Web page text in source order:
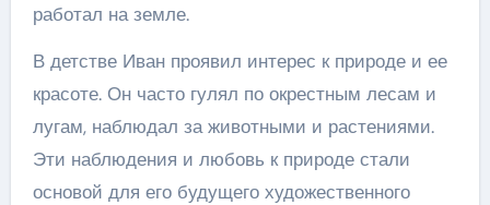
работал на земле.
В детстве Иван проявил интерес к природе и ее
красоте. Он часто гулял по окрестным лесам и
лугам, наблюдал за животными и растениями.
Эти наблюдения и любовь к природе стали
основой для его будущего художественного